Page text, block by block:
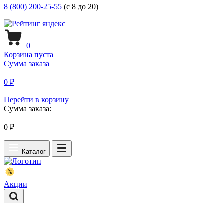
8 (800) 200-25-55 (с 8 до 20)
0
Корзина пуста
Сумма заказа
0 ₽
Перейти в корзину
Сумма заказа:
0 ₽
Каталог
Акции